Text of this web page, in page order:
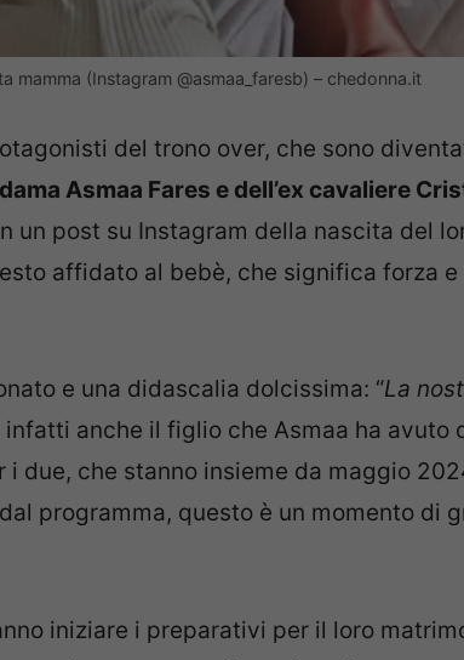
(Instagram @asmaa_faresb) – chedonna.it
del trono over, che sono
Asmaa Fares e dell’ex cavaliere
un post su Instagram della nascita del
affidato al bebè, che significa forza e
e una didascalia dolcissima: “La
infatti anche il figlio che Asmaa ha avuto
due, che stanno insieme da maggio
programma, questo è un momento di
iniziare i preparativi per il loro